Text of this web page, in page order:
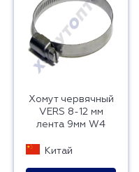
Хомут червячный
VERS 8-12 мм
лента 9мм W4
Китай